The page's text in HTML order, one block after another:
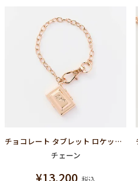
チョコレート タブレット ロケット マルチチェーン（ピンクゴールド）
チェーン
¥13,200 税込